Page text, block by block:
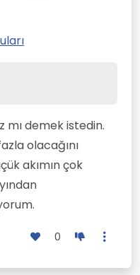
mı demek istedin.
olacağını
akımın çok
0